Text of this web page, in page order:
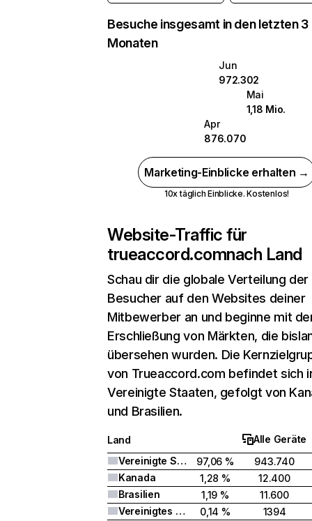
Besuche insgesamt in den letzten 3
Monaten
Jun
972.302
Mai
1,18 Mio.
Apr
876.070
Marketing-Einblicke erhalten →
10x täglich Einblicke. Kostenlos!
Website-Traffic für
trueaccord.comnach Land
Schau dir die globale Verteilung der
Besucher auf den Websites deiner
Mitbewerber an und beginne mit
Erschließung von Märkten, die
übersehen wurden. Die
von Trueaccord.com befindet sich
Vereinigte Staaten, gefolgt von
und Brasilien.
Land
Alle Geräte
Vereinigte Staaten
97,06 %
943.740
Kanada
1,28 %
12.400
Brasilien
1,19 %
11.600
Vereinigtes Königreich
0,14 %
1394